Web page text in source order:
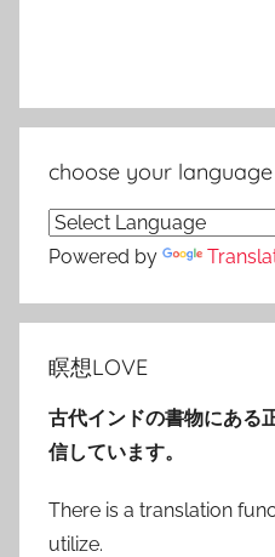
choose your language
Powered by
瞑想LOVE
古代インドの書物にある
信しています。
There is a translation
utilize.